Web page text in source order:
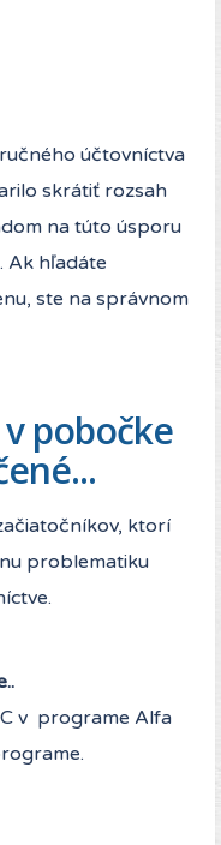
účtovníctva
skrátiť rozsah
na túto úsporu
Ak hľadáte
ste na správnom
pobočke
ktorí
problematiku
v programe Alfa